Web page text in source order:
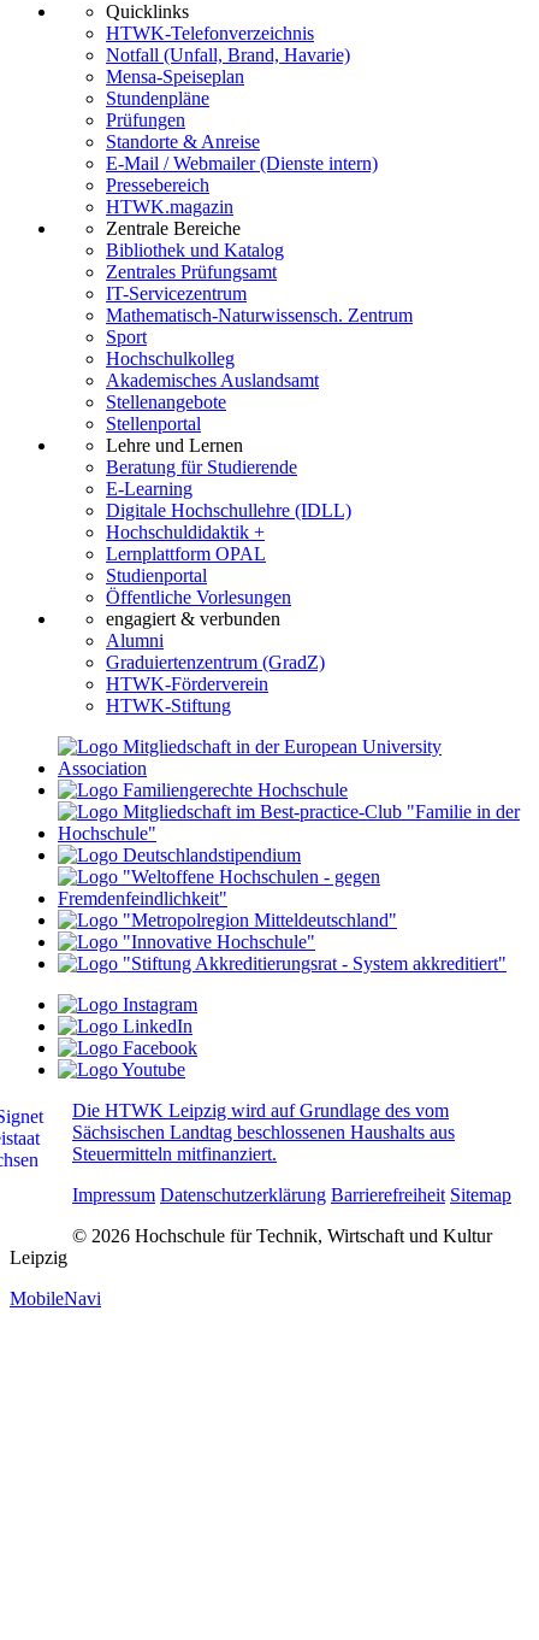
Quicklinks
HTWK-Telefonverzeichnis
Notfall (Unfall, Brand, Havarie)
Mensa-Speiseplan
Stundenpläne
Prüfungen
Standorte & Anreise
E-Mail / Webmailer (Dienste intern)
Pressebereich
HTWK.magazin
Zentrale Bereiche
Bibliothek und Katalog
Zentrales Prüfungsamt
IT-Servicezentrum
Mathematisch-Naturwissensch. Zentrum
Sport
Hochschulkolleg
Akademisches Auslandsamt
Stellenangebote
Stellenportal
Lehre und Lernen
Beratung für Studierende
E-Learning
Digitale Hochschullehre (IDLL)
Hochschuldidaktik +
Lernplattform OPAL
Studienportal
Öffentliche Vorlesungen
engagiert & verbunden
Alumni
Graduiertenzentrum (GradZ)
HTWK-Förderverein
HTWK-Stiftung
Die HTWK Leipzig wird auf Grundlage des vom
Sächsischen Landtag beschlossenen Haushalts aus
Steuermitteln mitfinanziert.
Impressum Datenschutzerklärung Barrierefreiheit Sitemap
© 2026 Hochschule für Technik, Wirtschaft und Kultur
Leipzig
MobileNavi